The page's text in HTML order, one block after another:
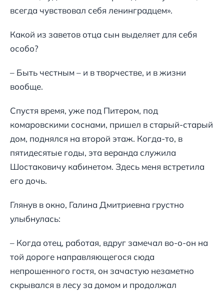
всегда чувствовал себя ленинградцем».
Какой из заветов отца сын выделяет для себя
особо?
– Быть честным – и в творчестве, и в жизни
вообще.
Спустя время, уже под Питером, под
комаровскими соснами, пришел в старый-старый
дом, поднялся на второй этаж. Когда-то, в
пятидесятые годы, эта веранда служила
Шостаковичу кабинетом. Здесь меня встретила
его дочь.
Глянув в окно, Галина Дмитриевна грустно
улыбнулась:
– Когда отец, работая, вдруг замечал во-о-он на
той дороге направляющегося сюда
непрошенного гостя, он зачастую незаметно
скрывался в лесу за домом и продолжал